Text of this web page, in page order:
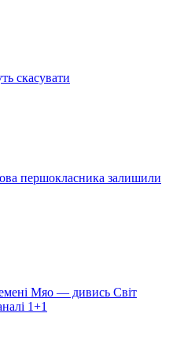
скасувати
першокласника залишили
Мяо — дивись Світ
1+1